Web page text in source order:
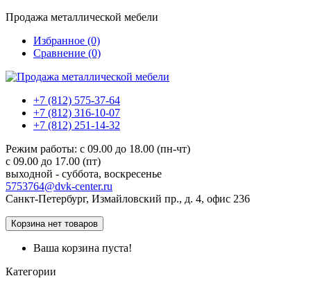
Продажа металлической мебели
Избранное (0)
Сравнение (0)
+7 (812) 575-37-64
+7 (812) 316-10-07
+7 (812) 251-14-32
Режим работы: c 09.00 до 18.00 (пн-чт)
c 09.00 до 17.00 (пт)
выходной - суббота, воскресенье
5753764@dvk-center.ru
Санкт-Петербург, Измайловский пр., д. 4, офис 236
Корзина нет товаров
Ваша корзина пуста!
Категории